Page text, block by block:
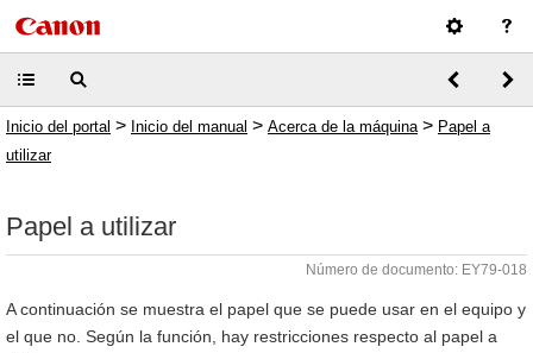
Inicio del portal > Inicio del manual > Acerca de la máquina > Papel a
utilizar
Papel a utilizar
Número de documento: EY79-018
A continuación se muestra el papel que se puede usar en el equipo y
el que no. Según la función, hay restricciones respecto al papel a